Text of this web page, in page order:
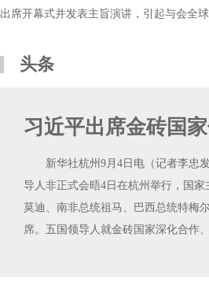
出席开幕式并发表主旨演讲，引起与会全
头条
习近平出席金砖国
新华社杭州9月4日电（记者李忠
导人非正式会晤4日在杭州举行，国
莫迪、南非总统祖马、巴西总统特梅
席。五国领导人就金砖国家深化合作